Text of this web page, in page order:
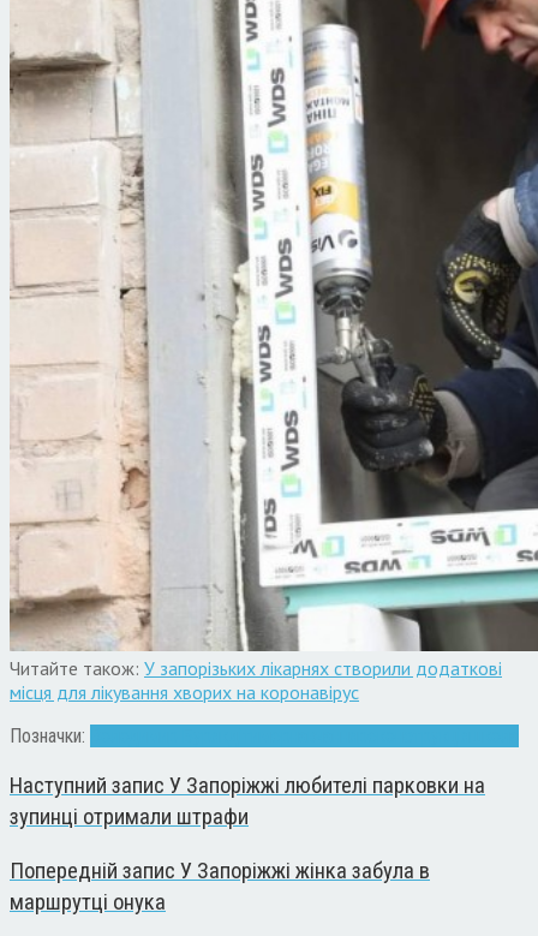
Читайте також: У запорізьких лікарнях створили додаткові
місця для лікування хворих на коронавірус
Позначки:
Наступний запис У Запоріжжі любителі парковки на
зупинці отримали штрафи
Попередній запис У Запоріжжі жінка забула в
маршрутці онука